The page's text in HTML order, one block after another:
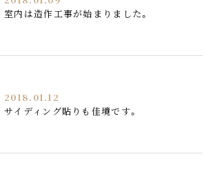
室内は造作工事が始まりました。
2018.01.12
サイディング貼りも佳境です。